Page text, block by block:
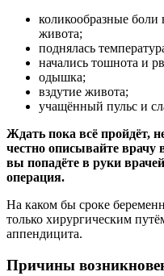
коликообразные
живота;
поднялась
начались тошнота и
одышка;
вздутие живота;
учащённый пульс и
Ждать пока всё пройдёт,
честно описывайте
вы попадёте в руки
операция.
На каком бы сроке
только хирургическим
аппендицита.
Причины